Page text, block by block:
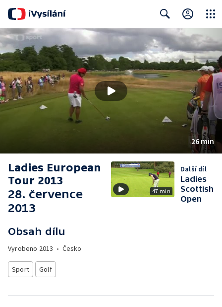
Search Close
26 min
Ladies European
Tour 2013
28. července
2013
Obsah dílu
Vyrobeno 2013 • Česko
Sport Golf
47 min
Další díl
Ladies
Scottish
Open